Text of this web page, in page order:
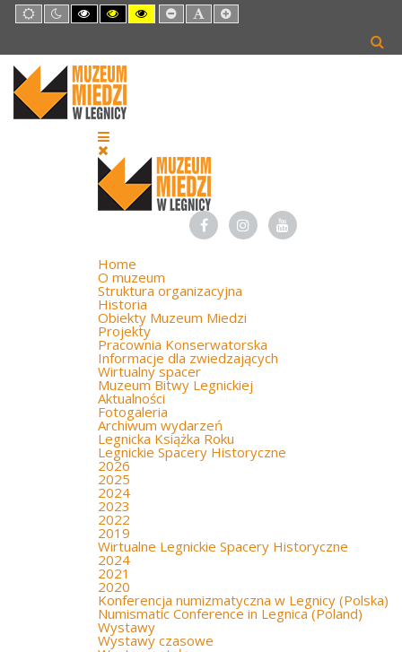
Default
mode
Night
mode
High
Contrast
mode
High
Contrast
mode
High
Contrast
mode
Set
Smaller
Set
Default
Set
Larger
Home
O muzeum
Struktura organizacyjna
Historia
Obiekty Muzeum Miedzi
Projekty
Pracownia Konserwatorska
Informacje dla zwiedzających
Wirtualny spacer
Muzeum Bitwy Legnickiej
Aktualności
Fotogaleria
Archiwum wydarzeń
Legnicka Książka Roku
Legnickie Spacery Historyczne
2026
2025
2024
2023
2022
2019
Wirtualne Legnickie Spacery Historyczne
2024
2021
2020
Konferencja numizmatyczna w Legnicy (Polska)
Numismatic Conference in Legnica (Poland)
Wystawy
Wystawy czasowe